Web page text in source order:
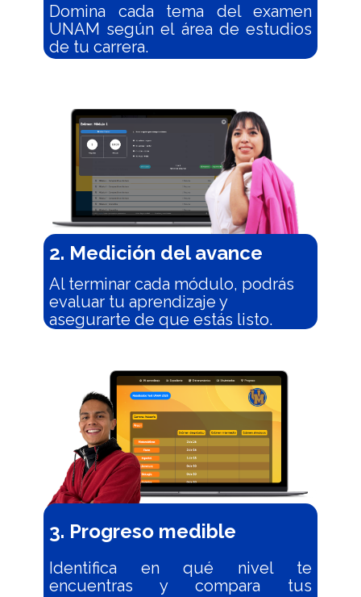
Domina cada tema del examen
UNAM según el área de estudios
de tu car​​rera.
2. Medición del avance
Al terminar cada módulo, podrás
evaluar tu aprendizaje y
asegurarte de que estás listo.
3. Progreso medible
Identifica en qué nivel te
encuentras y compara tus